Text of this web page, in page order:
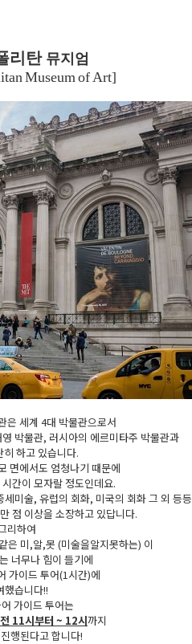
리탄 뮤지엄
MuseumofArt]
은 세계 4대 박물관으로서
박물관, 러시아의 에르미타주 박물관과
히 하고 있습니다.
면에서도 엄청나기 때문에
간이 모자랄 정도인데요.
미술, 유럽의 회화, 미국의 회화 그 외 등등
점 이상을 소장하고 있답니다.
리하여
은 미,알,못 (미술을알지못하는) 이
너무나 힘이 들기에
가이드 투어(1시간)에
했습니다!!
가이드 투어는
11시부터 ~ 12시까지
행된다고 합니다!